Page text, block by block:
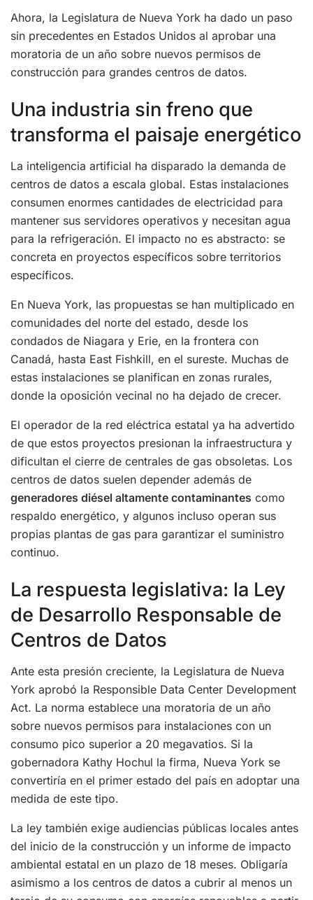
Ahora, la Legislatura de Nueva York ha dado un paso
sin precedentes en Estados Unidos al aprobar una
moratoria de un año sobre nuevos permisos de
construcción para grandes centros de datos.
Una industria sin freno que
transforma el paisaje energético
La inteligencia artificial ha disparado la demanda de
centros de datos a escala global. Estas instalaciones
consumen enormes cantidades de electricidad para
mantener sus servidores operativos y necesitan agua
para la refrigeración. El impacto no es abstracto: se
concreta en proyectos específicos sobre territorios
específicos.
En Nueva York, las propuestas se han multiplicado en
comunidades del norte del estado, desde los
condados de Niagara y Erie, en la frontera con
Canadá, hasta East Fishkill, en el sureste. Muchas de
estas instalaciones se planifican en zonas rurales,
donde la oposición vecinal no ha dejado de crecer.
El operador de la red eléctrica estatal ya ha advertido
de que estos proyectos presionan la infraestructura y
dificultan el cierre de centrales de gas obsoletas. Los
centros de datos suelen depender además de
generadores diésel altamente contaminantes como
respaldo energético, y algunos incluso operan sus
propias plantas de gas para garantizar el suministro
continuo.
La respuesta legislativa: la Ley
de Desarrollo Responsable de
Centros de Datos
Ante esta presión creciente, la Legislatura de Nueva
York aprobó la Responsible Data Center Development
Act. La norma establece una moratoria de un año
sobre nuevos permisos para instalaciones con un
consumo pico superior a 20 megavatios. Si la
gobernadora Kathy Hochul la firma, Nueva York se
convertiría en el primer estado del país en adoptar una
medida de este tipo.
La ley también exige audiencias públicas locales antes
del inicio de la construcción y un informe de impacto
ambiental estatal en un plazo de 18 meses. Obligaría
asimismo a los centros de datos a cubrir al menos un